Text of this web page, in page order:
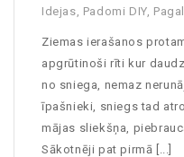
Idejas Padomi DIY,
Ziemas ierašanos
apgrūtinoši rīti kur
no sniega, nemaz
īpašnieki, sniegs tad
mājas sliekšņa,
Sākotnēji pat pirmā [...]